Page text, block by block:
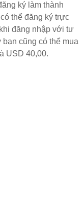
ký làm thành
thể đăng ký trực
đăng nhập với tư
cũng có thể mua
USD 40,00.